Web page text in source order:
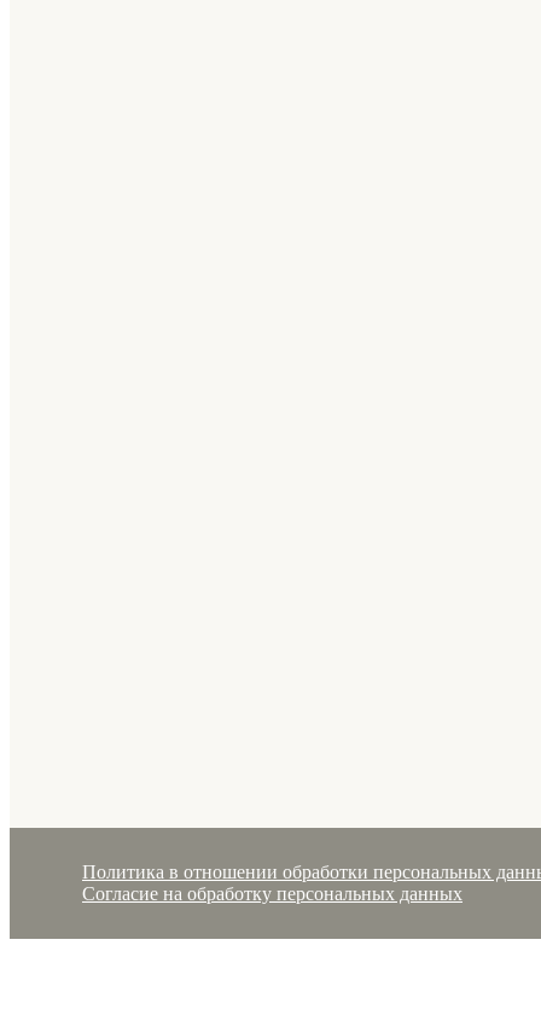
Политика в отношении обработки персональных
Согласие на обработку персональных данных